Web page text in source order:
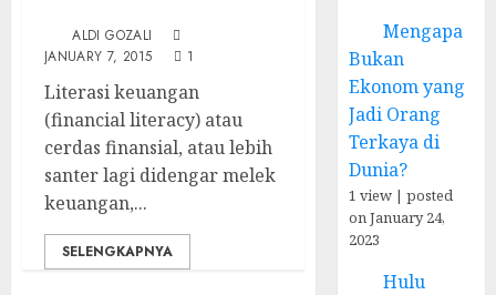
ALDI GOZALI
JANUARY 7, 2015
1
Literasi keuangan
(financial literacy) atau
cerdas finansial, atau lebih
santer lagi didengar melek
keuangan,...
SELENGKAPNYA
Mengapa
Bukan
Ekonom yang
Jadi Orang
Terkaya di
Dunia?
1 view |posted
on January 24,
2023
Hulu